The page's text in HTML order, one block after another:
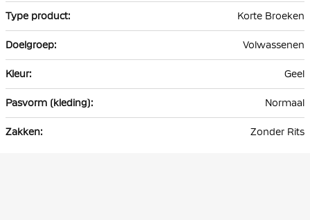
Korte Broeken
Volwassenen
Geel
Normaal
Zonder Rits